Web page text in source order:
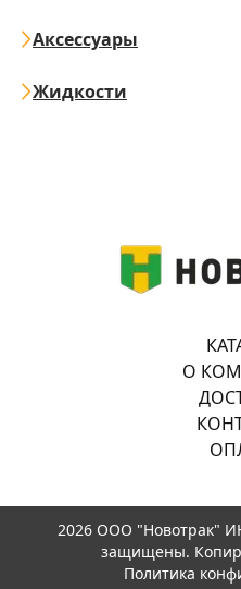
Аксессуары
Жидкости
О
2026 ООО "Новотрак"
защищены.
Политика